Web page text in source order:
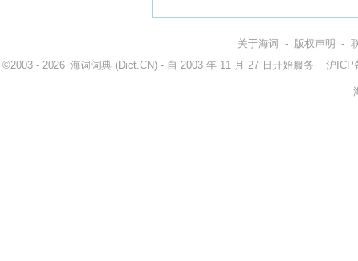
关于海词 - 版权声明 -
©2003 - 2026 海词词典 (Dict.CN) - 自 2003 年 11 月 27 日开始服务 沪ICP